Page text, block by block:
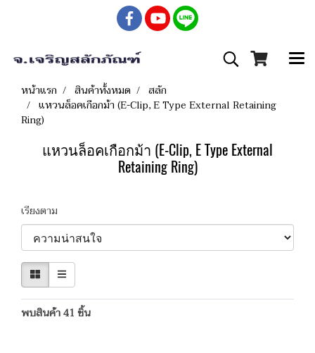
หน้าแรก สินค้าทั้งหมด
สลัก
แหวนล็อคเกือกม้า (E-Clip, E Type External Retaining
Ring)
แหวนล็อคเกือกม้า (E-Clip, E Type External
Retaining Ring)
เรียงตาม
พบสินค้า 41 ชิ้น